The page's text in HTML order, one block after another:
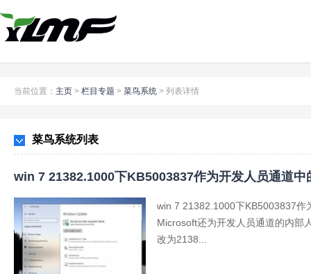
当前位置： 主页 > 栏目专题 > 菜鸟系统 > 列表详情
菜鸟系统列表
win 7 21382.1000下KB5003837作为开发人员通道中
win 7 21382.1000下KB5003837作
Microsoft还为开发人员通道的内部
改为2138...